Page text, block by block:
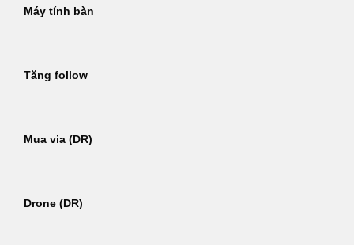
Máy tính bàn
Tăng follow
Mua via (DR)
Drone (DR)